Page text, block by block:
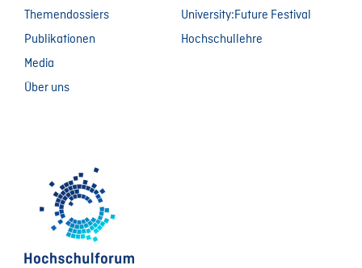
Themendossiers
Publikationen
Media
Über uns
University:Future Festival
Hochschullehre